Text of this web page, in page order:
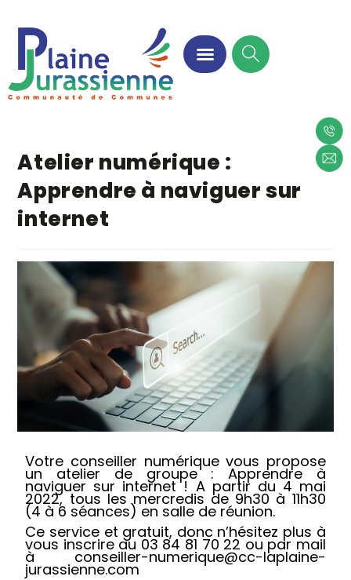
Atelier numérique :
Apprendre à naviguer sur
internet
Votre conseiller numérique vous propose
un atelier de groupe : Apprendre à
naviguer sur internet ! A partir du 4 mai
2022, tous les mercredis de 9h30 à 11h30
(4 à 6 séances) en salle de réunion.
Ce service et gratuit, donc n’hésitez plus à
vous inscrire au 03 84 81 70 22 ou par mail
à conseiller-numerique@cc-laplaine-
jurassienne.com